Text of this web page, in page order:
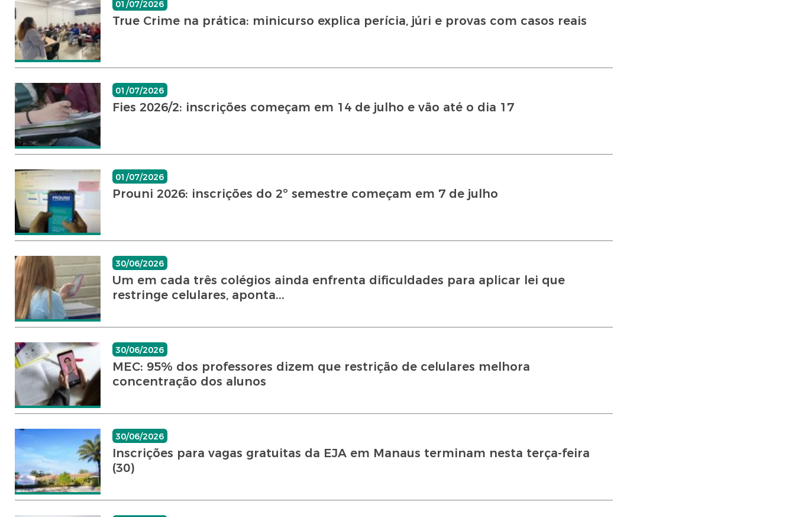
01/07/2026
True Crime na prática: minicurso explica perícia, júri e provas com casos reais
01/07/2026
Fies 2026/2: inscrições começam em 14 de julho e vão até o dia 17
01/07/2026
Prouni 2026: inscrições do 2º semestre começam em 7 de julho
30/06/2026
Um em cada três colégios ainda enfrenta dificuldades para aplicar lei que
restringe celulares, aponta...
30/06/2026
MEC: 95% dos professores dizem que restrição de celulares melhora
concentração dos alunos
30/06/2026
Inscrições para vagas gratuitas da EJA em Manaus terminam nesta terça-feira
(30)